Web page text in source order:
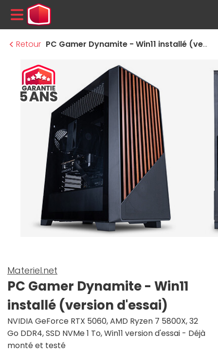
MENU
Retour
PC Gamer Dynamite - Win11 installé (version d'essai)
Materiel.net
PC Gamer Dynamite - Win11
installé (version d'essai)
NVIDIA GeForce RTX 5060, AMD Ryzen 7 5800X, 32
Go DDR4, SSD NVMe 1 To, Win11 version d'essai - Déjà
monté et testé